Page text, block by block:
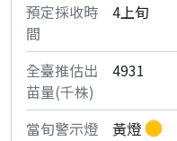
4上旬
4931
黃燈